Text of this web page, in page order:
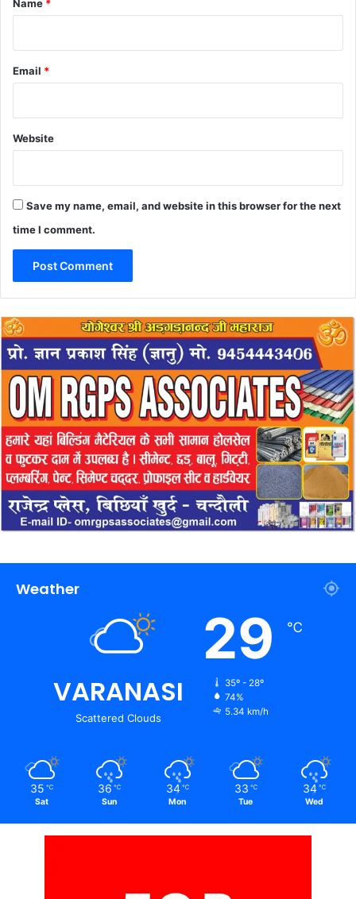
Name *
Email *
Website
Save my name, email, and website in this browser for the next
time I comment.
Weather
VARANASI
Scattered Clouds
29 ℃
35º - 28º
74%
5.34 km/h
35 ℃
Sat
36 ℃
Sun
34 ℃
Mon
33 ℃
Tue
34 ℃
Wed